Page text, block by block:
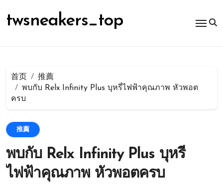
容
twsneakers_top
首页
推薦
พบกับ Relx Infinity Plus บุหรี่ไฟฟ้าคุณภาพ หัวพอต
ครบ
推薦
พบกับ Relx Infinity Plus บุหรี่
ไฟฟ้าคุณภาพ หัวพอตครบ